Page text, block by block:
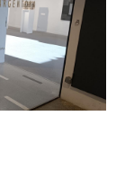
comentada a